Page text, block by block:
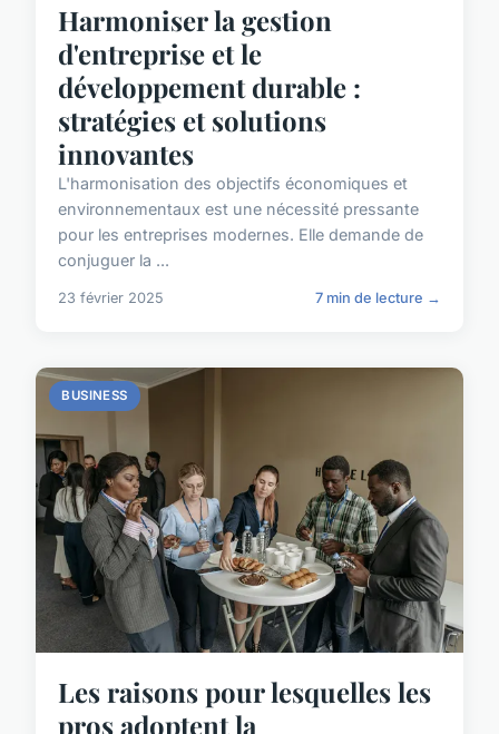
Harmoniser la gestion
d'entreprise et le
développement durable :
stratégies et solutions
innovantes
L'harmonisation des objectifs économiques et
environnementaux est une nécessité pressante
pour les entreprises modernes. Elle demande de
conjuguer la ...
23 février 2025 7 min de lecture →
BUSINESS
Les raisons pour lesquelles les
pros adoptent la